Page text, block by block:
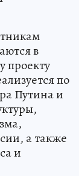
в
проекту
по
Путина и
а также
и